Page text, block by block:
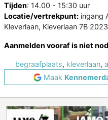
Tijden: 14.00 - 15:30 uur
Locatie/vertrekpunt: ingang
Kleverlaan, Kleverlaan 7B
Aanmelden vooraf is niet
begraafplaats, kleverlaan,
Maak